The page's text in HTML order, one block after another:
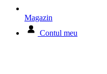
Magazin
Contul meu